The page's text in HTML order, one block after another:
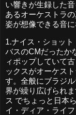
い響きが生録した
あるオーケストラ
姿が想像できる音に
1.ナイス・ショッ
バスのCMだったか
ィポップしていて
ックスがオーケス
す。全般にブラジ
界が繰り広げられ
ス でちょっと日本
イ・ディア・ライ